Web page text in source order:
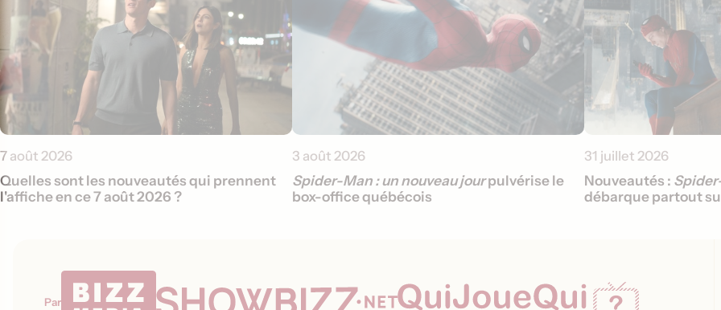
7 août 2026
Quelles sont les nouveautés qui prennent
l'affiche en ce 7 août 2026 ?
3 août 2026
Spider-Man : un nouveau jourpulvérise le
box-office québécois
31 juillet 2026
Nouveautés :
débarque partout
Par